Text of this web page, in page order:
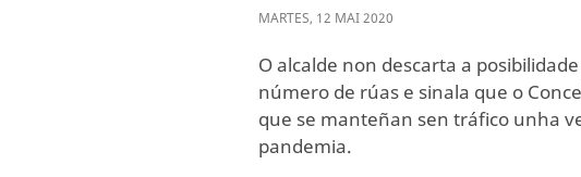
MARTES, 12 MAI2020
O alcalde non descarta a
número de rúas e sinala que o
que se manteñan sen tráfico unha
pandemia.